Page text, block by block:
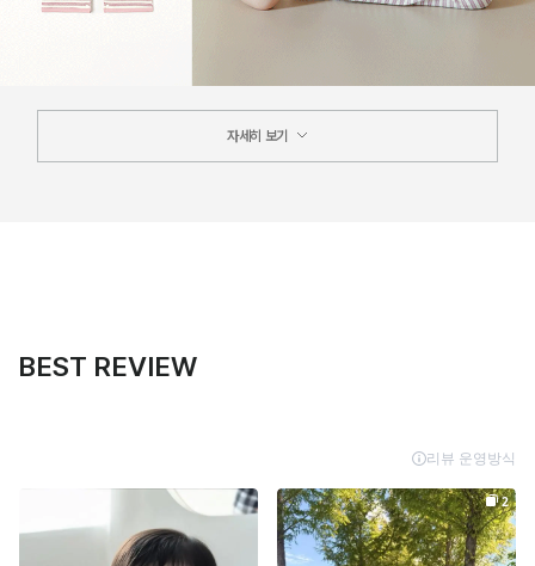
자세히 보기
BEST REVIEW